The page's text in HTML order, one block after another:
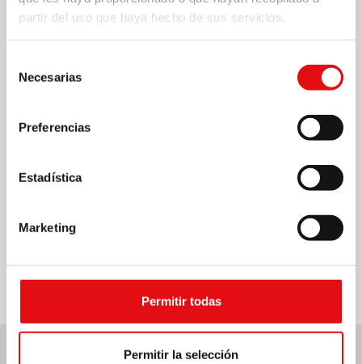
partir del uso que haya hecho de sus servicios.
Necesarias
Preferencias
Estadística
Marketing
Permitir todas
Permitir la selección
Compartir en: